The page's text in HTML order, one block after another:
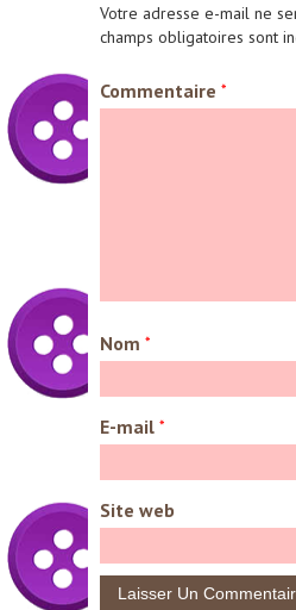
Votre adresse e-mail ne
champs obligatoires sont
Commentaire *
Nom *
E-mail *
Site web